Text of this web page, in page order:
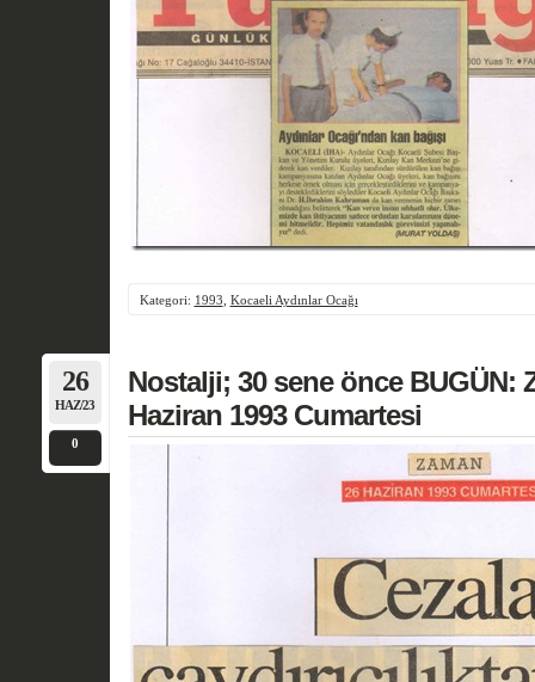
Kategori: 1993 Kocaeli Aydınlar Ocağı
26
HAZ/23
0
Nostalji; 30 sene önce BUGÜN:
Haziran 1993 Cumartesi